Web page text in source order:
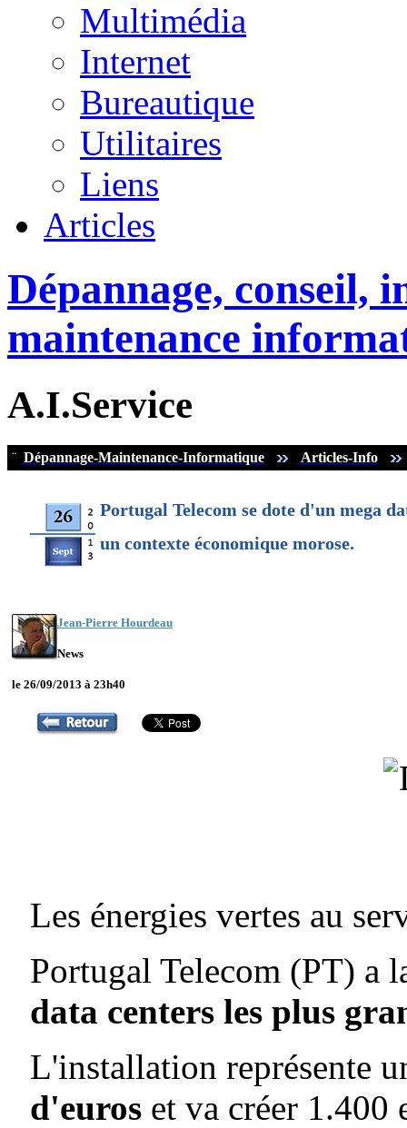
Multimédia
Internet
Bureautique
Utilitaires
Liens
Articles
Dépannage, conseil,
maintenance
A.I.Service
¨ Dépannage-Maintenance-Informatique Articles-Info
Portugal Telecom se dote d'un mega
un contexte économique morose.
Jean-Pierre Hourdeau
News
le 26/09/2013 à 23h40
Les énergies vertes au
Portugal Telecom (PT) a
data centers les plus
L'installation représente
d'euros et va créer 1.400